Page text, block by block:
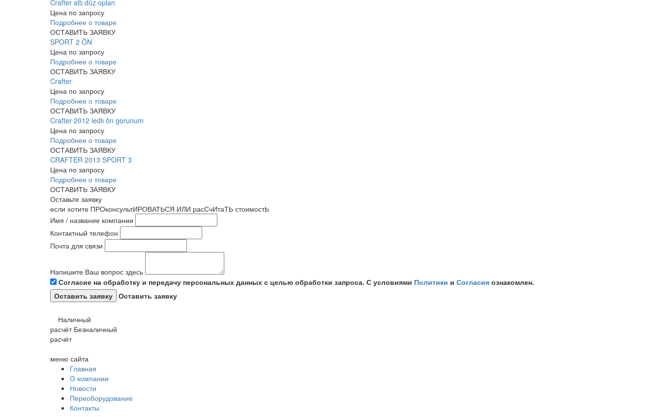
Crafter altı düz oplan
Цена по запросу
Подробнее о товаре
ОСТАВИТЬ ЗАЯВКУ
SPORT 2 ÖN
Цена по запросу
Подробнее о товаре
ОСТАВИТЬ ЗАЯВКУ
Crafter
Цена по запросу
Подробнее о товаре
ОСТАВИТЬ ЗАЯВКУ
Crafter 2012 ledlı ön gorunum
Цена по запросу
Подробнее о товаре
ОСТАВИТЬ ЗАЯВКУ
CRAFTER 2013 SPORT 3
Цена по запросу
Подробнее о товаре
ОСТАВИТЬ ЗАЯВКУ
Оставьте заявку
если хотите ПРОконсультИРОВАТЬСЯ ИЛИ расСчИтаТЬ стоимостЬ
Имя / название компании
Контактный телефон
Почта для связи
Напишите Ваш вопрос здесь
Согласие на обработку и передачу персональных данных с целью обработки запроса. С условиями Политики и Согласия ознакомлен.
Оставить заявку
Наличный
расчёт Безналичный
расчёт
меню сайта
Главная
О компании
Новости
Переоборудование
Контакты